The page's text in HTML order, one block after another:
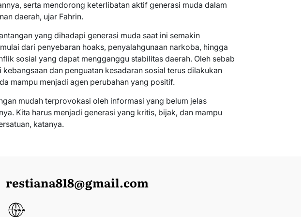
serta mendorong keterlibatan aktif generasi muda dalam
daerah, ujar Fahrin.
yang dihadapi generasi muda saat ini semakin
dari penyebaran hoaks, penyalahgunaan narkoba, hingga
sosial yang dapat mengganggu stabilitas daerah. Oleh sebab
kebangsaan dan penguatan kesadaran sosial terus dilakukan
mampu menjadi agen perubahan yang positif.
mudah terprovokasi oleh informasi yang belum jelas
Kita harus menjadi generasi yang kritis, bijak, dan mampu
katanya.
restiana818@gmail.com